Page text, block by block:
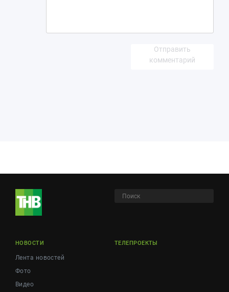
Отправить
комментарий
НОВОСТИ
Лента новостей
Фото
Видео
ТЕЛЕПРОЕКТЫ